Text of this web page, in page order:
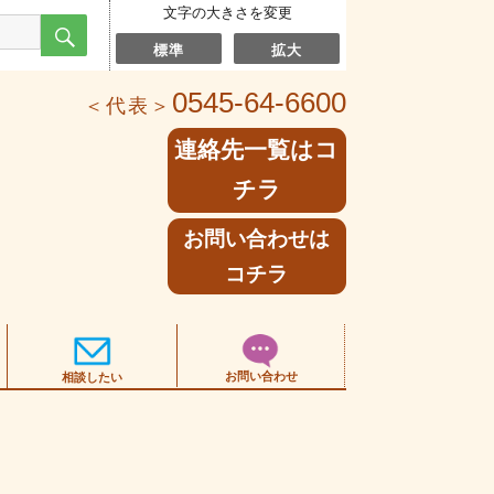
検 文字の大きさを変更
標準 拡大
＜代表＞ 0545-64-6600
連絡先一覧はコ
チラ
お問い合わせは
コチラ
相談したい お問い合わせ